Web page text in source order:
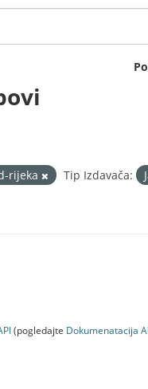
rijeka Tip Izdavača:
(pogledajte Dokumenаtаcijа